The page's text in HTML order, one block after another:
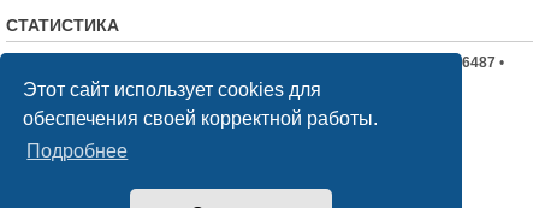
Этот сайт использует cookies для
обеспечения своей корректной работы.
Подробнее
СТАТИСТИКА
• Всего пользователей:6487 •
Новый пользователь: nord-jeka
Список форумов
phpBB® Forum Software © phpBB Limited